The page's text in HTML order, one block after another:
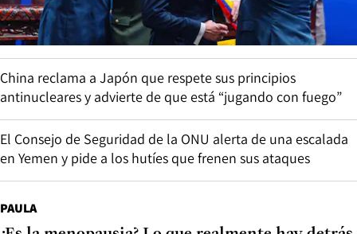
China reclama a Japón que respete sus principios
antinucleares y advierte de que está “jugando con fuego”
El Consejo de Seguridad de la ONU alerta de una escalada
en Yemen y pide a los hutíes que frenen sus ataques
PAULA